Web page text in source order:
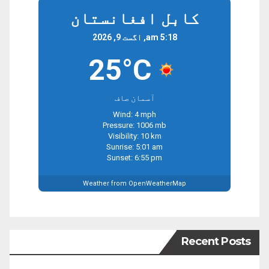
کابل افغانستان
5:18 am, اگست 9, 2026
25°C
آسمان صاف
Wind: 4 mph
Pressure: 1006 mb
Visibility: 10 km
Sunrise: 5:01 am
Sunset: 6:55 pm
Weather from OpenWeatherMap
Recent Posts